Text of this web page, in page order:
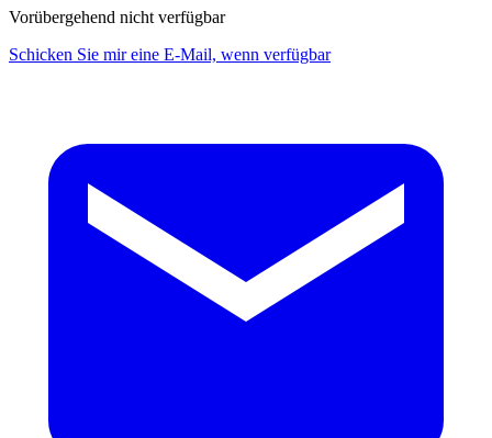
Vorübergehend nicht verfügbar
Schicken Sie mir eine E-Mail, wenn verfügbar